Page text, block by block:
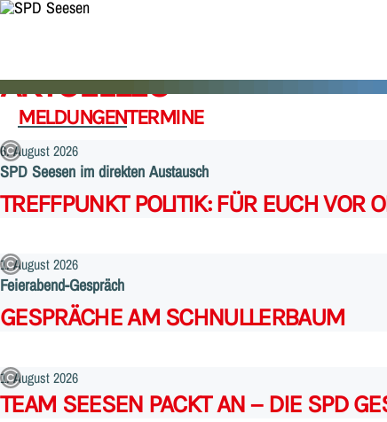
AKTUELLES
MELDUNGENTERMINE
6. August 2026
SPD Seesen im direkten Austausch
TREFFPUNKT POLITIK: FÜR EUCH VOR
1. August 2026
Feierabend-Gespräch
GESPRÄCHE AM SCHNULLERBAUM
1. August 2026
TEAM SEESEN PACKT AN – DIE SPD